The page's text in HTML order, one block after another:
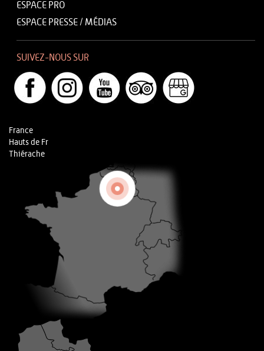
ESPACE PRO
ESPACE PRESSE / MÉDIAS
SUIVEZ-NOUS SUR
France
Hauts de Fr
Thiérache